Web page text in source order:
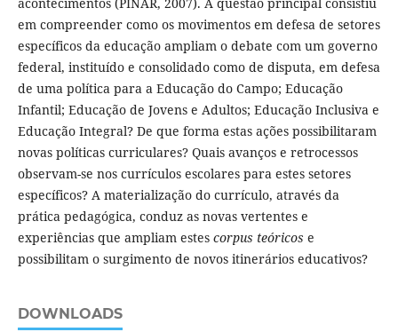
acontecimentos (PINAR, 2007). A questão principal consistiu
em compreender como os movimentos em defesa de setores
específicos da educação ampliam o debate com um governo
federal, instituído e consolidado como de disputa, em defesa
de uma política para a Educação do Campo; Educação
Infantil; Educação de Jovens e Adultos; Educação Inclusiva e
Educação Integral? De que forma estas ações possibilitaram
novas políticas curriculares? Quais avanços e retrocessos
observam-se nos currículos escolares para estes setores
específicos? A materialização do currículo, através da
prática pedagógica, conduz as novas vertentes e
experiências que ampliam estes corpus teóricos e
possibilitam o surgimento de novos itinerários educativos?
DOWNLOADS